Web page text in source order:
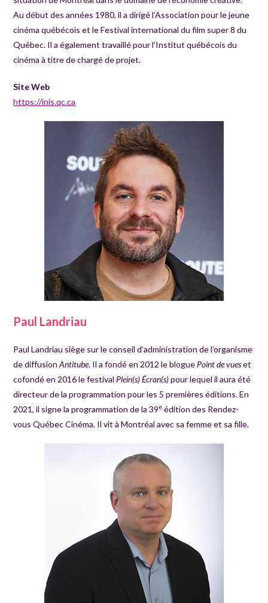
Au début des années 1980, il a dirigé l’Association pour le jeune
cinéma québécois et le Festival international du film super 8 du
Québec. Il a également travaillé pour l’Institut québécois du
cinéma à titre de chargé de projet.
Site Web
https://inis.qc.ca
Paul Landriau
Paul Landriau siège sur le conseil d’administration de l’organisme
de diffusionAntitube. Il a fondé en 2012 le blogue Point de vueset
cofondé en 2016 le festival Plein(s) Écran(s)pour lequel il aura été
directeur de la programmation pour les 5 premières éditions. En
2021, il signe la programmation de la 39e édition des Rendez-
vous Québec Cinéma. Il vit à Montréal avec sa femme et sa fille.